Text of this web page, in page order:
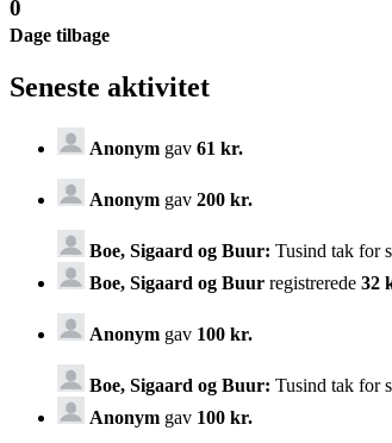
0
Dage tilbage
Seneste aktivitet
Anonym gav 61 kr.
Anonym gav 200 kr.
Boe, Sigaard og Buur: Tusind tak for
Boe, Sigaard og Buur registrerede 32
Anonym gav 100 kr.
Boe, Sigaard og Buur: Tusind tak for
Anonym gav 100 kr.